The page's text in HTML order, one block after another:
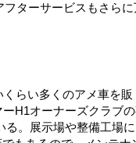
ターサービスもさらに
らい多くのアメ車を販
H1オーナーズクラブ
る。展示場や整備工場に